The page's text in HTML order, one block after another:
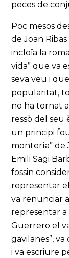
peces de
Poc mesos
de Joan
incloïa la
vida” que va
seva veu i
popularitat,
no ha tornat
ressò del seu
un principi
montería” de
Emili Sagi
fossin
representar
va renunciar
representar a
Guerrero el
gavilanes”,
i va escriure